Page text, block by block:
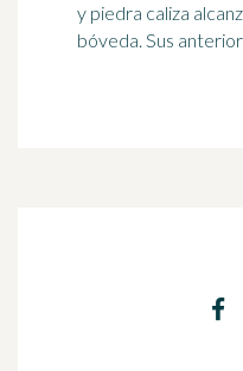
y piedra caliza
bóveda. Sus